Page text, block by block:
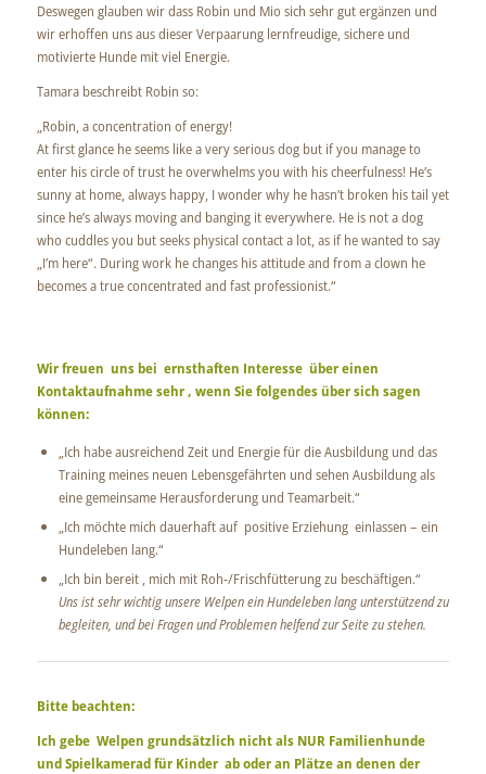
Deswegen glauben wir dass Robin und Mio sich sehr gut ergänzen und
wir erhoffen uns aus dieser Verpaarung lernfreudige, sichere und
motivierte Hunde mit viel Energie.
Tamara beschreibt Robin so:
„Robin, a concentration of energy!
At first glance he seems like a very serious dog but if you manage to
enter his circle of trust he overwhelms you with his cheerfulness! He’s
sunny at home, always happy, I wonder why he hasn’t broken his tail yet
since he’s always moving and banging it everywhere. He is not a dog
who cuddles you but seeks physical contact a lot, as if he wanted to say
„I’m here“. During work he changes his attitude and from a clown he
becomes a true concentrated and fast professionist.“
Wir freuen uns bei ernsthaften Interesse über einen
Kontaktaufnahme sehr , wenn Sie folgendes über sich sagen
können:
„Ich habe ausreichend Zeit und Energie für die Ausbildung und das
Training meines neuen Lebensgefährten und sehen Ausbildung als
eine gemeinsame Herausforderung und Teamarbeit.“
„Ich möchte mich dauerhaft auf positive Erziehung einlassen – ein
Hundeleben lang.“
„Ich bin bereit , mich mit Roh-/Frischfütterung zu beschäftigen.“
Uns ist sehr wichtig unsere Welpen ein Hundeleben lang unterstützend zu
begleiten, und bei Fragen und Problemen helfend zur Seite zu stehen.
Bitte beachten:
Ich gebe Welpen grundsätzlich nicht als NUR Familienhunde
und Spielkamerad für Kinder ab oder an Plätze an denen der